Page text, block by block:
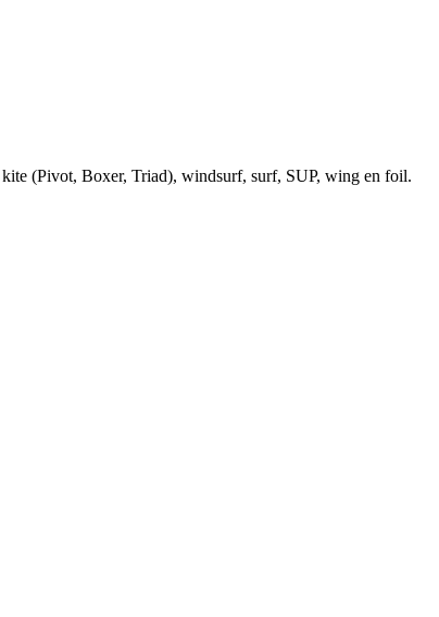
(Pivot, Boxer, Triad), windsurf, surf, SUP, wing en foil.